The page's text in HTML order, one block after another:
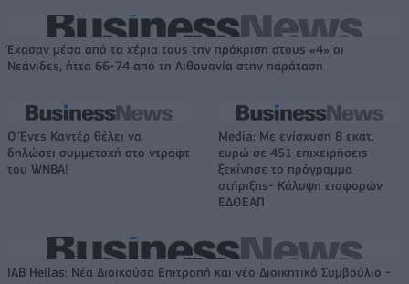
Έχασαν μέσα από τα χέρια τους την πρόκριση στους «4» οι
Νεάνιδες, ήττα 66-74 από τη Λιθουανία στην παράταση
Ο Ένες Καντέρ θέλει να
δηλώσει συμμετοχή στο ντραφτ
του WNBA!
Media: Με ενίσχυση 8 εκατ.
ευρώ σε 451 επιχειρήσεις
ξεκίνησε το πρόγραμμα
στήριξης- Κάλυψη εισφορών
ΕΔΟΕΑΠ
IAB Hellas: Νέα Διοικούσα Επιτροπή και νέο Διοικητικό Συμβούλιο -